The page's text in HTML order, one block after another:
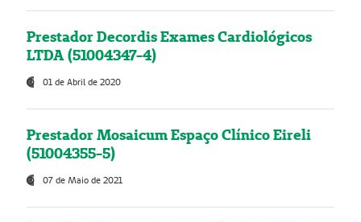
Prestador Decordis Exames Cardiológicos
LTDA (51004347-4)
01 de Abril de 2020
Prestador Mosaicum Espaço Clínico Eireli
(51004355-5)
07 de Maio de 2021